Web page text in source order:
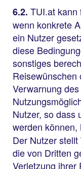
6.2. TUI.at kann
wenn konkrete
ein Nutzer
diese
sonstiges
Reisewünschen
Verwarnung
Nutzer, so dass
werden
Der Nutzer
die von Dritten
Verletzung ihrer